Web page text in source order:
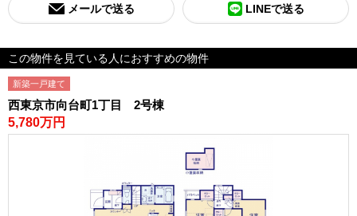
メールで送る LINEで送る
この物件を見ている人におすすめの物件
新築一戸建て
西東京市向台町1丁目 2号棟
5,780万円